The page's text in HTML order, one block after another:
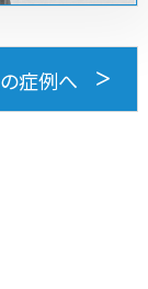
症例へ